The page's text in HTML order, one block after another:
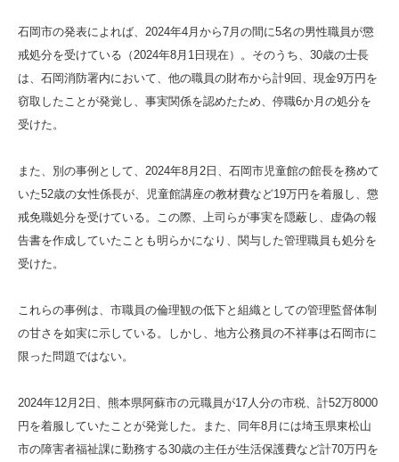
石岡市の発表によれば、2024年4月から7月の間に5名の男性職員が懲
戒処分を受けている（2024年8月1日現在）。そのうち、30歳の士長
は、石岡消防署内において、他の職員の財布から計9回、現金9万円を
窃取したことが発覚し、事実関係を認めたため、停職6か月の処分を
受けた。
また、別の事例として、2024年8月2日、石岡市児童館の館長を務めて
いた52歳の女性係長が、児童館講座の教材費など19万円を着服し、懲
戒免職処分を受けている。この際、上司らが事実を隠蔽し、虚偽の報
告書を作成していたことも明らかになり、関与した管理職員も処分を
受けた。
これらの事例は、市職員の倫理観の低下と組織としての管理監督体制
の甘さを如実に示している。しかし、地方公務員の不祥事は石岡市に
限った問題ではない。
2024年12月2日、熊本県阿蘇市の元職員が17人分の市税、計52万8000
円を着服していたことが発覚した。また、同年8月には埼玉県東松山
市の障害者福祉課に勤務する30歳の主任が生活保護費など計70万円を